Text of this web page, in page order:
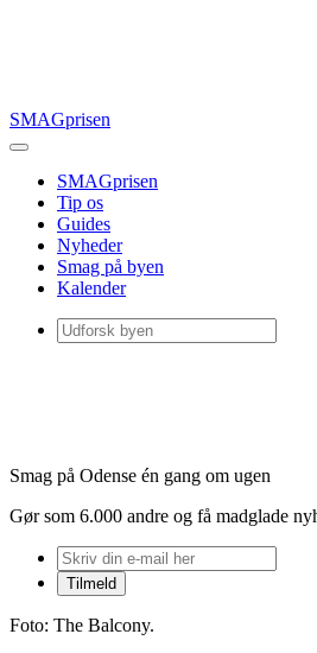
SMAGprisen
SMAGprisen
Tip os
Guides
Nyheder
Smag på byen
Kalender
Smag på Odense én gang om ugen
Gør som 6.000 andre og få madglade
Foto: The Balcony.